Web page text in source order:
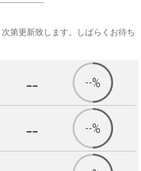
第更新致します。しばらくお待ち
-- --%
-- --%